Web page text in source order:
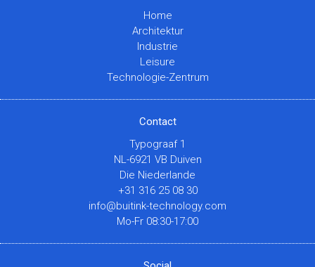
Home
Architektur
Industrie
Leisure
Technologie-Zentrum
Contact
Typograaf 1
NL-6921 VB Duiven
Die Niederlande
+31 316 25 08 30
info@buitink-technology.com
Mo-Fr 08:30-17:00